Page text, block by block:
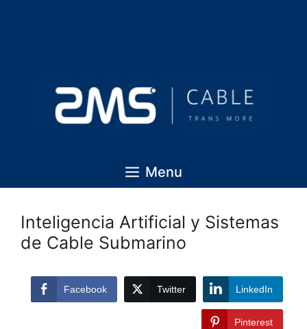
Menu
Inteligencia Artificial y Sistemas
de Cable Submarino
Facebook Twitter LinkedIn
Pinterest